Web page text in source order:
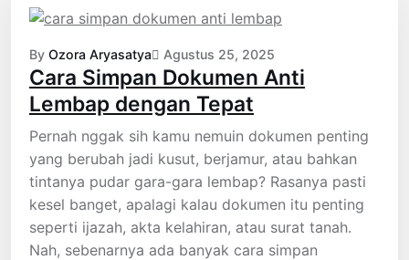
By Ozora Aryasatya Agustus 25, 2025
Cara Simpan Dokumen Anti
Lembap dengan Tepat
Pernah nggak sih kamu nemuin dokumen penting
yang berubah jadi kusut, berjamur, atau bahkan
tintanya pudar gara-gara lembap? Rasanya pasti
kesel banget, apalagi kalau dokumen itu penting
seperti ijazah, akta kelahiran, atau surat tanah.
Nah, sebenarnya ada banyak cara simpan